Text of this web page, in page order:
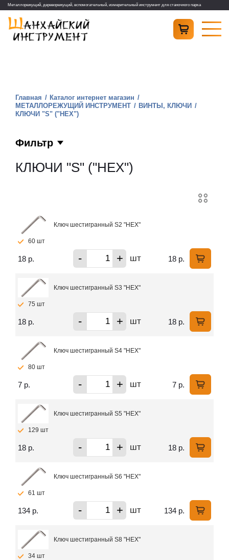
Металлорежущий, дереворежущий, вспомогательный, измерительный инструмент для станочного парка
Главная
Каталог интернет магазин
МЕТАЛЛОРЕЖУЩИЙ ИНСТРУМЕНТ
ВИНТЫ, КЛЮЧИ
КЛЮЧИ "S" ("HEX")
Фильтр
КЛЮЧИ "S" ("HEX")
Ключ шестигранный S2 "HEX"
60 шт
18 р. - + шт 18 р.
Ключ шестигранный S3 "HEX"
75 шт
18 р. - + шт 18 р.
Ключ шестигранный S4 "HEX"
80 шт
7 р. - + шт 7 р.
Ключ шестигранный S5 "HEX"
129 шт
18 р. - + шт 18 р.
Ключ шестигранный S6 "HEX"
61 шт
134 р. - + шт 134 р.
Ключ шестигранный S8 "HEX"
34 шт